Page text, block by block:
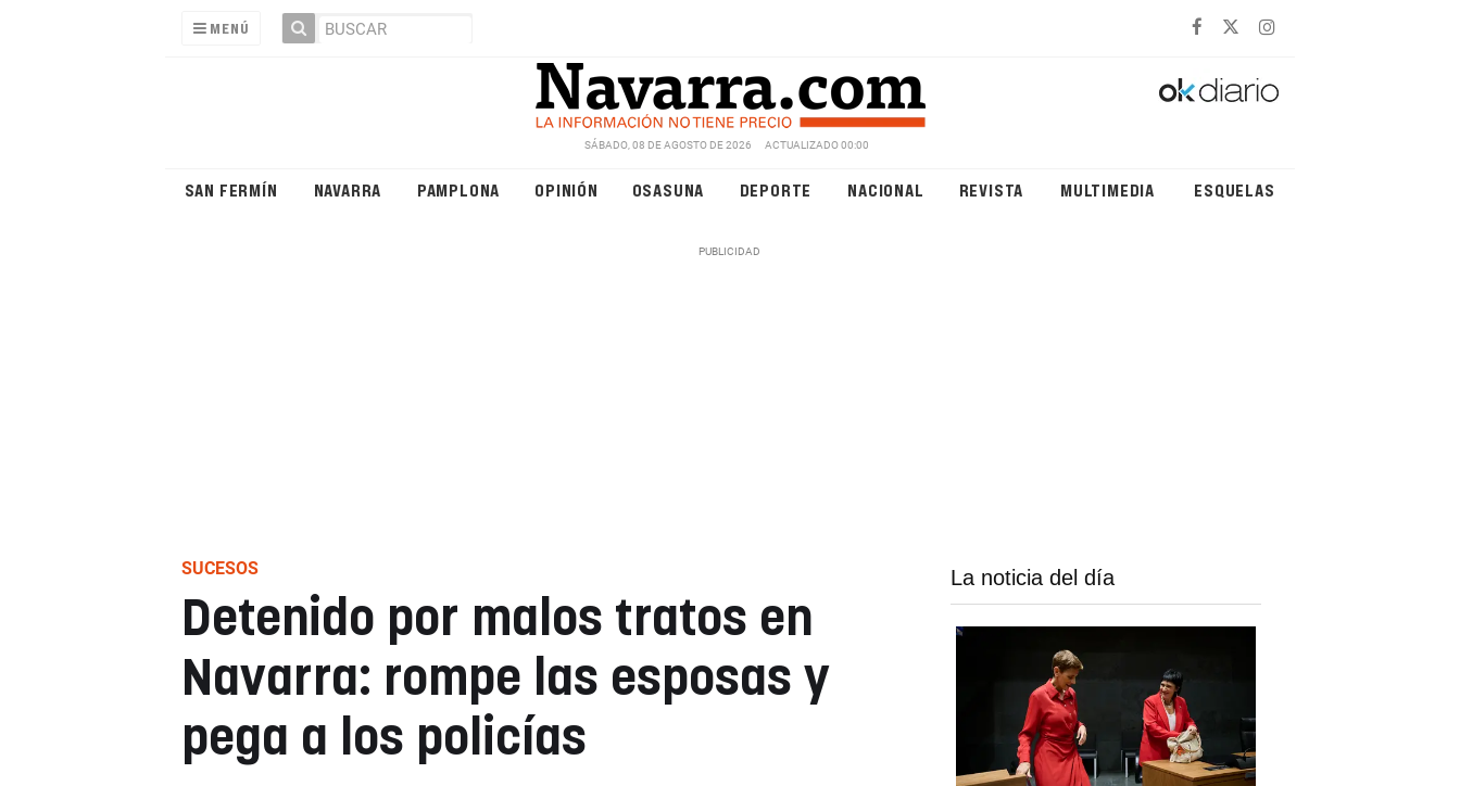
MENÚ
SÁBADO, 08 DE AGOSTO DE 2026 ACTUALIZADO 00:00
SAN FERMÍN NAVARRA PAMPLONA OPINIÓN OSASUNA DEPORTE NACIONAL REVISTA MULTIMEDIA ESQUELAS
SUCESOS
Detenido por malos tratos en
Navarra: rompe las esposas y
pega a los policías
La noticia del día